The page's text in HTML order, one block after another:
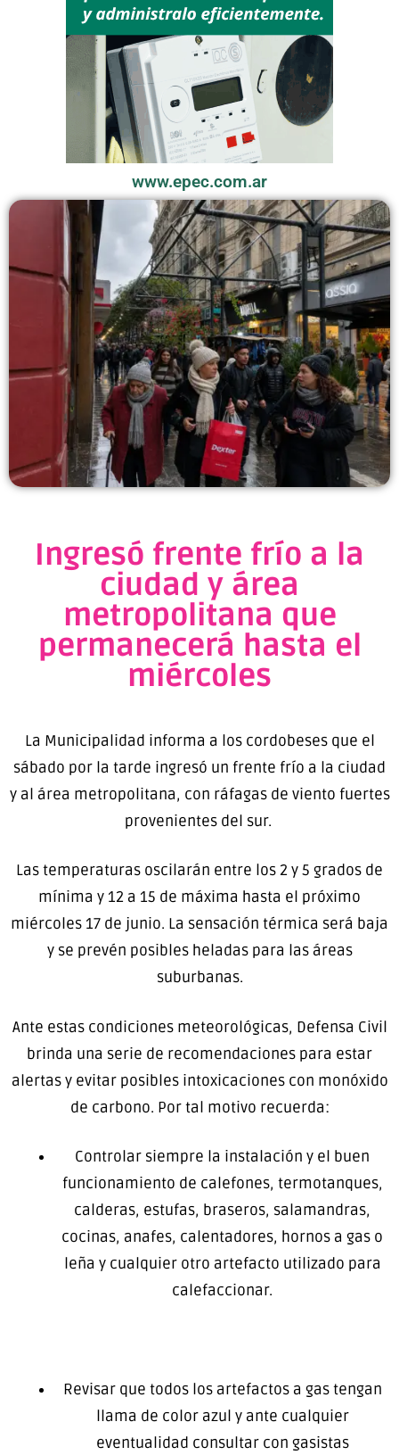
www.epec.com.ar
Ingresó frente frío a la
ciudad y área
metropolitana que
permanecerá hasta el
miércoles
La Municipalidad informa a los cordobeses que el
sábado por la tarde ingresó un frente frío a la ciudad
y al área metropolitana, con ráfagas de viento fuertes
provenientes del sur.
Las temperaturas oscilarán entre los 2 y 5 grados de
mínima y 12 a 15 de máxima hasta el próximo
miércoles 17 de junio. La sensación térmica será baja
y se prevén posibles heladas para las áreas
suburbanas.
Ante estas condiciones meteorológicas, Defensa Civil
brinda una serie de recomendaciones para estar
alertas y evitar posibles intoxicaciones con monóxido
de carbono. Por tal motivo recuerda:
Controlar siempre la instalación y el buen
funcionamiento de calefones, termotanques,
calderas, estufas, braseros, salamandras,
cocinas, anafes, calentadores, hornos a gas o
leña y cualquier otro artefacto utilizado para
calefaccionar.
Revisar que todos los artefactos a gas tengan
llama de color azul y ante cualquier
eventualidad consultar con gasistas